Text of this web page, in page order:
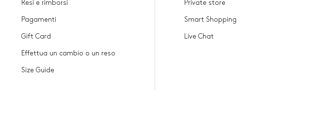
Resi e rimborsi
Pagamenti
Gift Card
Effettua un cambio o un reso
Size Guide
Private store
Smart Shopping
Live Chat